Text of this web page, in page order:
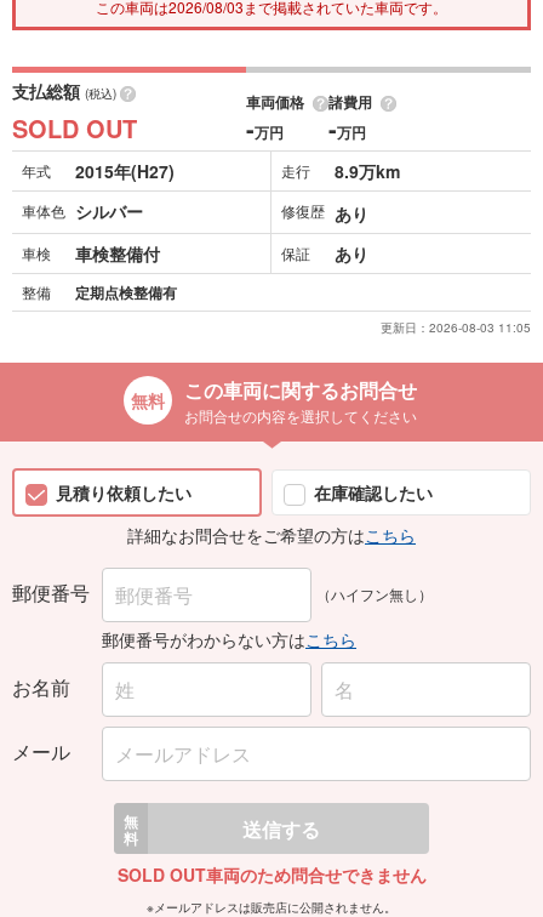
この車両は2026/08/03まで掲載されていた車両です。
支払総額 (税込)
SOLD OUT
車両価格
-万円
諸費用
-万円
年式 2015年(H27) 走行 8.9万km
車体色 シルバー 修復歴 あり
車検 車検整備付 保証 あり
整備 定期点検整備有
更新日： 2026-08-03 11:05
この車両に関するお問合せ
お問合せの内容を選択してください
見積り依頼したい
在庫確認したい
詳細なお問合せをご希望の方はこちら
郵便番号 （ハイフン無し）
郵便番号がわからない方はこちら
お名前
メール
無
料 送信する
SOLD OUT車両のため問合せできません
※メールアドレスは販売店に公開されません。